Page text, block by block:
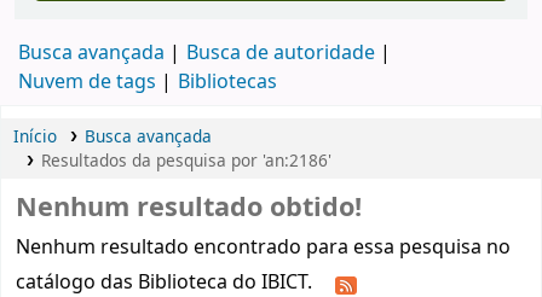
Busca avançada
Busca de autoridade
Nuvem de tags
Bibliotecas
Início
Busca avançada
Resultados da pesquisa por 'an:2186'
Nenhum resultado obtido!
Nenhum resultado encontrado para essa pesquisa no
catálogo das Biblioteca do IBICT.